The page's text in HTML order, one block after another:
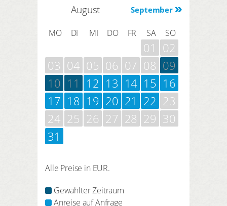
September
August
MO DI MI DO FR SA SO
01
02
03 04 05 06 07 08 09
10 11 12 13 14 15 16
17 18 19 20 21 22 23
24 25 26 27 28 29 30
31
Alle Preise in EUR.
Gewählter Zeitraum
Anreise auf Anfrage